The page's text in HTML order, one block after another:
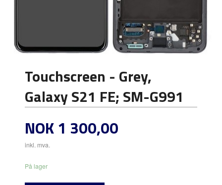
Touchscreen - Grey,
Galaxy S21 FE; SM-G991
Pris
NOK1 300,00
inkl. mva.
På lager